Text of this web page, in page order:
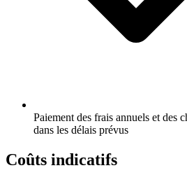
Paiement des frais annuels et des
dans les délais prévus
Coûts indicatifs